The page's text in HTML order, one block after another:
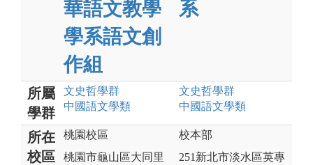
華語文教學
學系語文創
作組
系
所屬
學群
文史哲學群
中國語文學類
文史哲學群
中國語文學類
所在
校區
桃園校區
桃園市龜山區大同里
校本部
251新北市淡水區英專